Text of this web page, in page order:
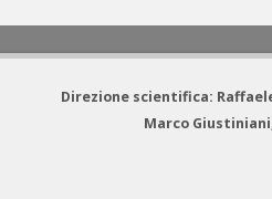
Direzione scientifica:
Marco